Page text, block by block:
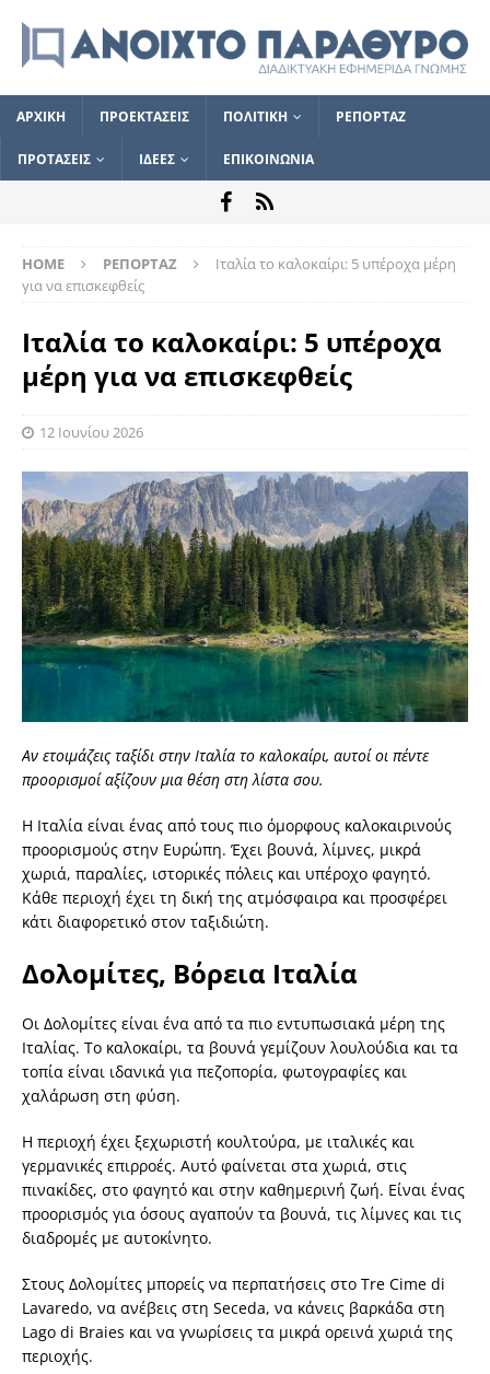
ΑΡΧΙΚΗ ΠΡΟΕΚΤΑΣΕΙΣ ΠΟΛΙΤΙΚΗ ΡΕΠΟΡΤΑΖ
ΠΡΟΤΑΣΕΙΣ ΙΔΕΕΣ ΕΠΙΚΟΙΝΩΝΙΑ
HOME ΡΕΠΟΡΤΑΖ
Ιταλία το καλοκαίρι: 5 υπέροχα μέρη
για να επισκεφθείς
Ιταλία το καλοκαίρι: 5 υπέροχα
μέρη για να επισκεφθείς
12 Ιουνίου 2026
Αν ετοιμάζεις ταξίδι στην Ιταλία το καλοκαίρι, αυτοί οι πέντε
προορισμοί αξίζουν μια θέση στη λίστα σου.
Η Ιταλία είναι ένας από τους πιο όμορφους καλοκαιρινούς
προορισμούς στην Ευρώπη. Έχει βουνά, λίμνες, μικρά
χωριά, παραλίες, ιστορικές πόλεις και υπέροχο φαγητό.
Κάθε περιοχή έχει τη δική της ατμόσφαιρα και προσφέρει
κάτι διαφορετικό στον ταξιδιώτη.
Δολομίτες, Βόρεια Ιταλία
Οι Δολομίτες είναι ένα από τα πιο εντυπωσιακά μέρη της
Ιταλίας. Το καλοκαίρι, τα βουνά γεμίζουν λουλούδια και τα
τοπία είναι ιδανικά για πεζοπορία, φωτογραφίες και
χαλάρωση στη φύση.
Η περιοχή έχει ξεχωριστή κουλτούρα, με ιταλικές και
γερμανικές επιρροές. Αυτό φαίνεται στα χωριά, στις
πινακίδες, στο φαγητό και στην καθημερινή ζωή. Είναι ένας
προορισμός για όσους αγαπούν τα βουνά, τις λίμνες και τις
διαδρομές με αυτοκίνητο.
Στους Δολομίτες μπορείς να περπατήσεις στο Tre Cime di
Lavaredo, να ανέβεις στη Seceda, να κάνεις βαρκάδα στη
Lago di Braies και να γνωρίσεις τα μικρά ορεινά χωριά της
περιοχής.